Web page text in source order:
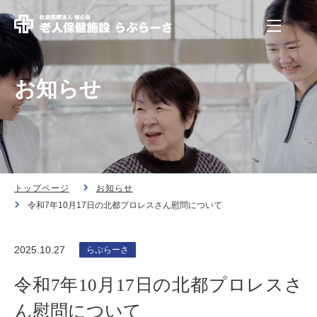
お知らせ
トップページ
お知らせ
令和7年10月17日の北都プロレスさん慰問について
2025.10.27 らぷらーさ
令和7年10月17日の北都プロレスさ
ん慰問について